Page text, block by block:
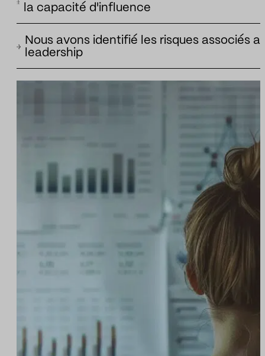
met à l'épreuve la réputation de l'entreprise ou de l'institution
qu'il représente.
la capacité d'influence
Nous évaluons la capacité d'un dirigeant à susciter l'attention,
conversation, un impact sur sa réputation et une valeur
communicative dans la sphère publique.
Nous avons identifié les risques associés
leadership
Nous identifions les récits personnels, les controverses ou les